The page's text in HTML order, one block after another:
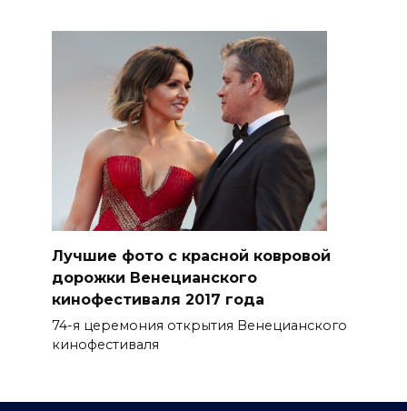
Лучшие фото с красной ковровой
дорожки Венецианского
кинофестиваля 2017 года
74-я церемония открытия Венецианского
кинофестиваля